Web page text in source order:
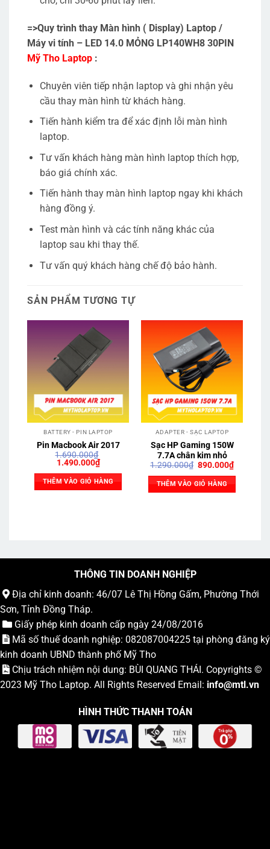
=>Quy trình thay Màn hình ( Display) Laptop /
Máy vi tính – LED 14.0 MỎNG LP140WH8 30PIN
Mỹ Tho Laptop :
Chuyên viên tiếp nhận laptop và ghi nhận yêu
cầu thay màn hình từ khách hàng.
Tiến hành kiểm tra để xác định lỗi màn hình
laptop.
Tư vấn khách hàng màn hình laptop thích hợp,
báo giá chính xác.
Tiến hành thay màn hình laptop ngay khi khách
hàng đồng ý.
Test màn hình và các tính năng khác của
laptop sau khi thay thế.
Tư vấn quý khách hàng chế độ bảo hành.
SẢN PHẨM TƯƠNG TỰ
BATTERY - PIN LAPTOP
Pin Macbook Air 2017
1.690.000₫
Giá
là:
1.690.000₫.
1.490.000₫Giá
hiện
tại
là:
1.490.000₫.
THÊM VÀO GIỎ HÀNG
ADAPTER - SẠC LAPTOP
Sạc HP Gaming 150W
7.7A chân kim nhỏ
1.290.000₫ Giá
là:
1.290.000₫.
890.000₫Giá
hiện
THÊM VÀO GIỎ HÀNG
THÔNG TIN DOANH NGHIỆP
Địa chỉ kinh doanh: 46/07 Lê Thị Hồng Gấm, Phường Thới
Sơn, Tỉnh Đồng Tháp.
Giấy phép kinh doanh cấp ngày 24/08/2016
Mã số thuế doanh nghiệp: 082087004225 tại phòng đăng ký
kinh doanh UBND thành phố Mỹ Tho
Chịu trách nhiệm nội dung: BÙI QUANG THÁI. Copyrights ©
2023 Mỹ Tho Laptop. All Rights Reserved Email: info@mtl.vn
HÌNH THỨC THANH TOÁN